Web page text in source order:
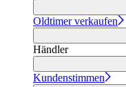
Oldtimer verkaufen
Händler
Kundenstimmen